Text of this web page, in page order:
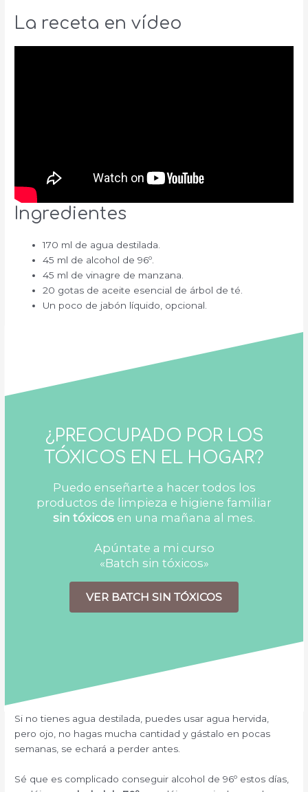
La receta en vídeo
Ingredientes
170 ml de agua destilada.
45 ml de alcohol de 96º.
45 ml de vinagre de manzana.
20 gotas de aceite esencial de árbol de té.
Un poco de jabón líquido, opcional.
¿PREOCUPADO POR LOS
TÓXICOS EN EL HOGAR?
Puedo enseñarte a hacer todos los
productos de limpieza e higiene familiar
sin tóxicos en una mañana al mes.
Apúntate a mi curso
«Batch sin tóxicos»
VER BATCH SIN TÓXICOS
Si no tienes agua destilada, puedes usar agua hervida,
pero ojo, no hagas mucha cantidad y gástalo en pocas
semanas, se echará a perder antes.
Sé que es complicado conseguir alcohol de 96º estos días,